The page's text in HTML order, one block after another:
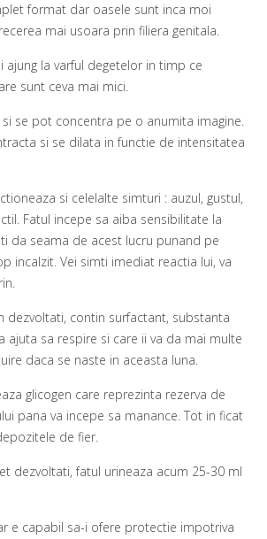
format dar oasele sunt inca moi
mai usoara prin filiera genitala.
ajung la varful degetelor in timp ce
sunt ceva mai mici.
se pot concentra pe o anumita imagine.
si se dilata in functie de intensitatea
si celelalte simturi : auzul, gustul,
Fatul incepe sa aiba sensibilitate la
da seama de acest lucru punand pe
incalzit. Vei simti imediat reactia lui, va
dezvoltati, contin surfactant, substanta
ajuta sa respire si care ii va da mai multe
daca se naste in aceasta luna.
glicogen care reprezinta rezerva de
pana va incepe sa manance. Tot in ficat
de fier.
dezvoltati, fatul urineaza acum 25-30 ml
e capabil sa-i ofere protectie impotriva